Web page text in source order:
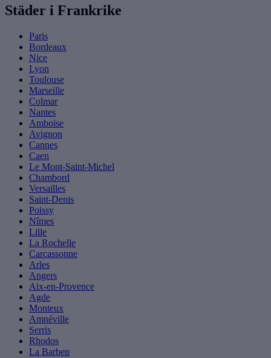
Städer i Frankrike
Paris
Bordeaux
Nice
Lyon
Toulouse
Marseille
Colmar
Nantes
Amboise
Avignon
Cannes
Caen
Le Mont-Saint-Michel
Chambord
Versailles
Saint-Denis
Poissy
Nîmes
Lille
La Rochelle
Carcassonne
Arles
Angers
Aix-en-Provence
Agde
Monteux
Amnéville
Serris
Rhodos
La Barben